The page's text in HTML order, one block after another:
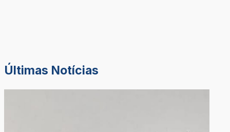
Últimas Notícias